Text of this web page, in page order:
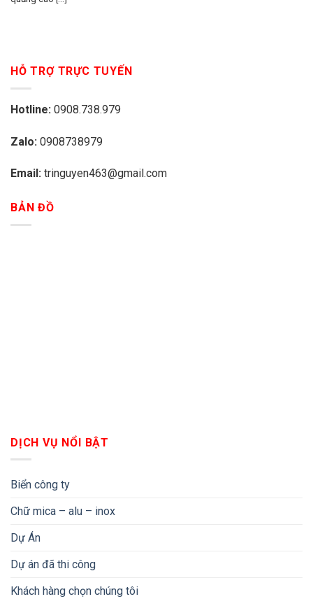
HỖ TRỢ TRỰC TUYẾN
Hotline: 0908.738.979
Zalo: 0908738979
Email: tringuyen463@gmail.com
BẢN ĐỒ
DỊCH VỤ NỔI BẬT
Biển công ty
Chữ mica – alu – inox
Dự Án
Dự án đã thi công
Khách hàng chọn chúng tôi